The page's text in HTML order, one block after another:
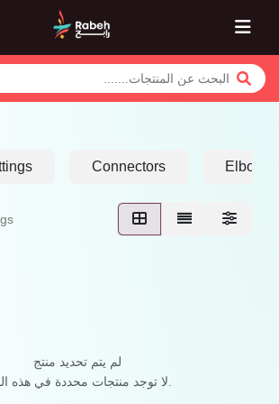
Connectors Elbows
لم يتم تحديد منتج